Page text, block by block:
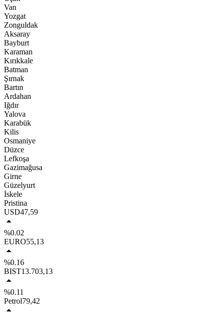
Van
Yozgat
Zonguldak
Aksaray
Bayburt
Karaman
Kırıkkale
Batman
Şırnak
Bartın
Ardahan
Iğdır
Yalova
Karabük
Kilis
Osmaniye
Düzce
Lefkoşa
Gazimağusa
Girne
Güzelyurt
İskele
Pristina
USD47,59
%0.02
EURO55,13
%0.16
BIST13.703,13
%0.11
Petrol79,42